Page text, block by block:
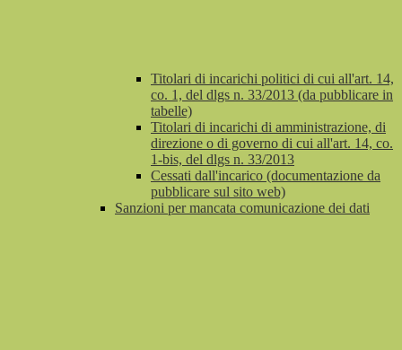
Titolari di incarichi politici di cui all'art. 14,
co. 1, del dlgs n. 33/2013 (da pubblicare in
tabelle)
Titolari di incarichi di amministrazione, di
direzione o di governo di cui all'art. 14, co.
1-bis, del dlgs n. 33/2013
Cessati dall'incarico (documentazione da
pubblicare sul sito web)
Sanzioni per mancata comunicazione dei dati